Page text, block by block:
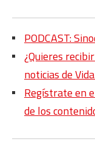
PODCAST:
¿Quieres
noticias de
Regístrate en
de los